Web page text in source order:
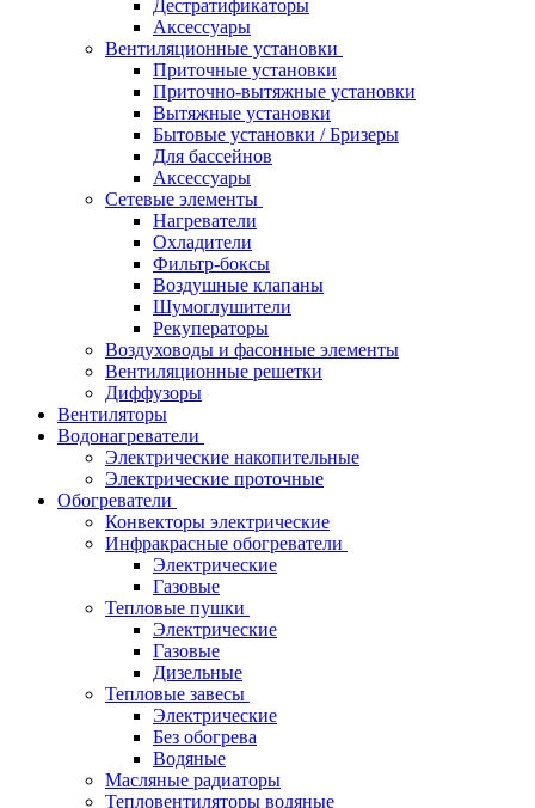
Дестратификаторы
Аксессуары
Вентиляционные установки
Приточные установки
Приточно-вытяжные установки
Вытяжные установки
Бытовые установки / Бризеры
Для бассейнов
Аксессуары
Сетевые элементы
Нагреватели
Охладители
Фильтр-боксы
Воздушные клапаны
Шумоглушители
Рекуператоры
Воздуховоды и фасонные элементы
Вентиляционные решетки
Диффузоры
Вентиляторы
Водонагреватели
Электрические накопительные
Электрические проточные
Обогреватели
Конвекторы электрические
Инфракрасные обогреватели
Электрические
Газовые
Тепловые пушки
Электрические
Газовые
Дизельные
Тепловые завесы
Электрические
Без обогрева
Водяные
Масляные радиаторы
Тепловентиляторы водяные